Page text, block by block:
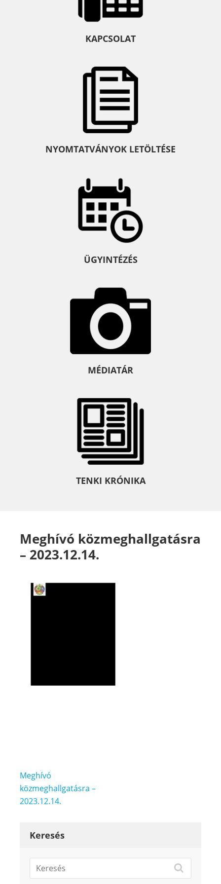
KAPCSOLAT
NYOMTATVÁNYOK LETÖLTÉSE
ÜGYINTÉZÉS
MÉDIATÁR
TENKI KRÓNIKA
Meghívó közmeghallgatásra
– 2023.12.14.
Bejegyzés
navigáció
Meghívó
közmeghallgatásra –
2023.12.14.
Keresés